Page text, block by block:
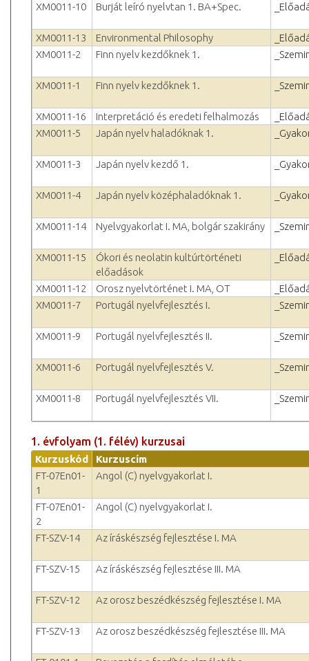
XM0011-10 Burját leíró nyelvtan 1. BA+Spec.
XM0011-13 Environmental Philosophy
XM0011-2
Finn nyelv kezdőknek 1.
XM0011-1 Finn nyelv kezdőknek 1.
XM0011-16 Interpretáció és eredeti felhalmozás
XM0011-5
Japán nyelv haladóknak 1.
XM0011-3 Japán nyelv kezdő 1.
XM0011-4 Japán nyelv középhaladóknak 1.
XM0011-14 Nyelvgyakorlat I. MA, bolgár szakirány
XM0011-15
Ókori és neolatin kultúrtörténeti
előadások
XM0011-12 Orosz nyelvtörténet I. MA, OT
XM0011-7
Portugál nyelvfejlesztés I.
XM0011-9 Portugál nyelvfejlesztés II.
XM0011-6 Portugál nyelvfejlesztés V.
XM0011-8 Portugál nyelvfejlesztés VII.
1. évfolyam (1. félév) kurzusai
Kurzuskód
Kurzuscím
FT-07En01-
1
Angol (C) nyelvgyakorlat I.
FT-07En01-
2
Angol (C) nyelvgyakorlat I.
FT-SZV-14 Az íráskészség fejlesztése I. MA
FT-SZV-15 Az íráskészség fejlesztése III. MA
FT-SZV-12 Az orosz beszédkészség fejlesztése I. MA
FT-SZV-13 Az orosz beszédkészség fejlesztése III. MA